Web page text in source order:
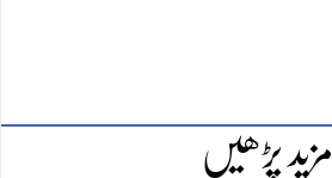
مزید پڑھیں